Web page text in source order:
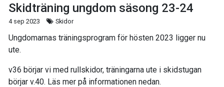
Skidträning ungdom säsong 23-24
4 sep 2023 Skidor
Ungdomarnas träningsprogram för hösten 2023 ligger nu
ute.
v36 börjar vi med rullskidor, träningarna ute i skidstugan
börjar v.40. Läs mer på informationen nedan.